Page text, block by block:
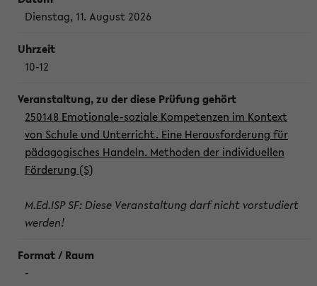
Dienstag, 11. August 2026
10-12
250148 Emotionale-soziale Kompetenzen im Kontext
von Schule und Unterricht. Eine Herausforderung für
pädagogisches Handeln. Methoden der individuellen
Förderung (S)
M.Ed.ISP SF: Diese Veranstaltung darf nicht vorstudiert
werden!
-